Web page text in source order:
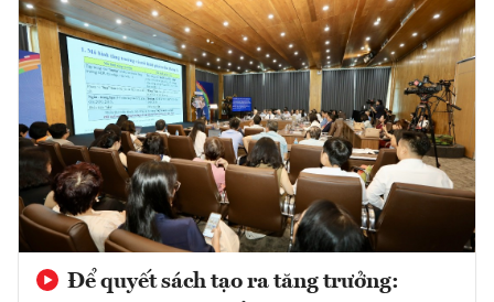
Để quyết sách tạo ra tăng trưởng: